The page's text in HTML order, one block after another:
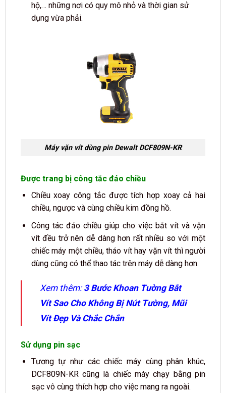
hộ,… những nơi có quy mô nhỏ và thời gian sử
dụng vừa phải.
Máy vặn vít dùng pin Dewalt DCF809N-KR
Được trang bị công tắc đảo chiều
Chiều xoay công tắc được tích hợp xoay cả hai
chiều, ngược và cùng chiều kim đồng hồ.
Công tác đảo chiều giúp cho việc bắt vít và vặn
vít đều trở nên dễ dàng hơn rất nhiều so với một
chiếc máy một chiều, tháo vít hay vặn vít thì người
dùng cũng có thể thao tác trên máy dễ dàng hơn.
Xem thêm:3 Bước Khoan Tường Bắt
Vít Sao Cho Không Bị Nứt Tường, Mũi
Vít Đẹp Và Chắc Chắn
Sử dụng pin sạc
Tương tự như các chiếc máy cùng phân khúc,
DCF809N-KR cũng là chiếc máy chạy bằng pin
sạc vô cùng thích hợp cho việc mang ra ngoài.